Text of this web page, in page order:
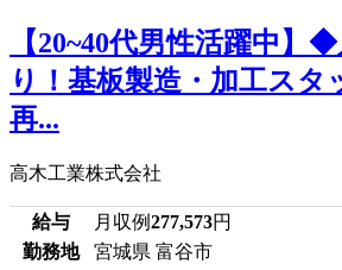
【20~40代男性活躍中】
り！基板製造・加工スタ
再...
高木工業株式会社
給与 月収例277,573円
勤務地
宮城県 富谷市